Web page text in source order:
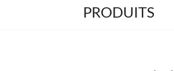
PRODUITS